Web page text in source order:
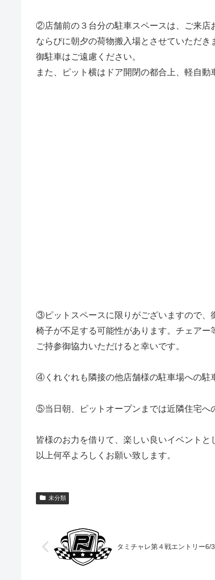
②店舗前の３台分の駐車スペースは、ご来店
ならびに朝夕の荷物搬入場とさせていただき
御駐車はご遠慮ください。
また、ピット横はドア開閉の都合上、軽自動
③ピットスペースに限りがございますので、
椅子が不足する可能性があります。チェアー
ご持参御協力いただけると幸いです。
④くれぐれも隣接の他店舗様の駐車場への駐
⑤当日朝、ピットオープンまでは近隣住宅へ
皆様のお力を借りて、楽しい良いイベントと
以上何卒よろしくお願い致します。
未分類
タミチャレ第４戦エントリー6/